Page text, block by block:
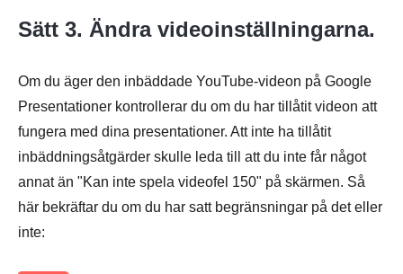
Sätt 3. Ändra videoinställningarna.
Om du äger den inbäddade YouTube-videon på Google
Presentationer kontrollerar du om du har tillåtit videon att
fungera med dina presentationer. Att inte ha tillåtit
inbäddningsåtgärder skulle leda till att du inte får något
annat än "Kan inte spela videofel 150" på skärmen. Så
här bekräftar du om du har satt begränsningar på det eller
inte: